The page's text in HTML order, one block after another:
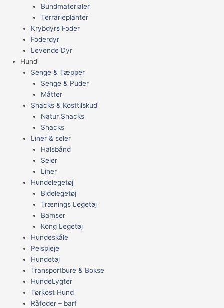
Bundmaterialer
Terrarieplanter
Krybdyrs Foder
Foderdyr
Levende Dyr
Hund
Senge & Tæpper
Senge & Puder
Måtter
Snacks & Kosttilskud
Natur Snacks
Snacks
Liner & seler
Halsbånd
Seler
Liner
Hundelegetøj
Bidelegetøj
Trænings Legetøj
Bamser
Kong Legetøj
Hundeskåle
Pelspleje
Hundetøj
Transportbure & Bokse
HundeLygter
Tørkost Hund
Råfoder – barf